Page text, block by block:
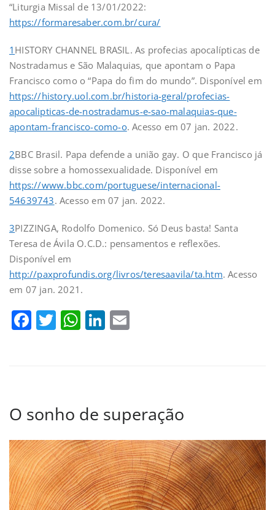
“Liturgia Missal de 13/01/2022:
https://formaresaber.com.br/cura/
1 HISTORY CHANNEL BRASIL. As profecias apocalípticas de
Nostradamus e São Malaquias, que apontam o Papa
Francisco como o “Papa do fim do mundo”. Disponível em
https://history.uol.com.br/historia-geral/profecias-
apocalipticas-de-nostradamus-e-sao-malaquias-que-
apontam-francisco-como-o. Acesso em 07 jan. 2022.
2BBC Brasil. Papa defende a união gay. O que Francisco já
disse sobre a homossexualidade. Disponível em
https://www.bbc.com/portuguese/internacional-
54639743. Acesso em 07 jan. 2022.
3PIZZINGA, Rodolfo Domenico. Só Deus basta! Santa
Teresa de Ávila O.C.D.: pensamentos e reflexões.
Disponível em
http://paxprofundis.org/livros/teresaavila/ta.htm. Acesso
em 07 jan. 2021.
Facebook
Twitter
WhatsApp
LinkedIn
O sonho de superação